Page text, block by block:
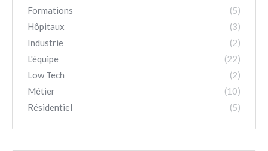
Formations
(5)
Hôpitaux
(3)
Industrie
(2)
L'équipe
(22)
Low Tech
(2)
Métier
(10)
Résidentiel
(5)